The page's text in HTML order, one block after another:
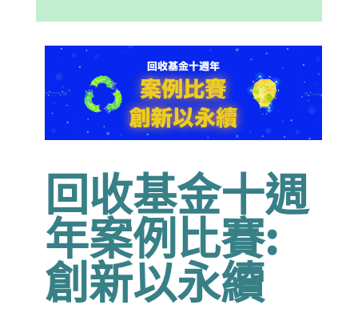
回收基金十週
年案例比賽:
創新以永續